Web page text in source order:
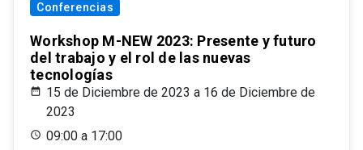
Conferencias
Workshop M-NEW 2023: Presente y futuro
del trabajo y el rol de las nuevas
tecnologías
15 de Diciembre de 2023 a 16 de Diciembre de
2023
09:00 a 17:00